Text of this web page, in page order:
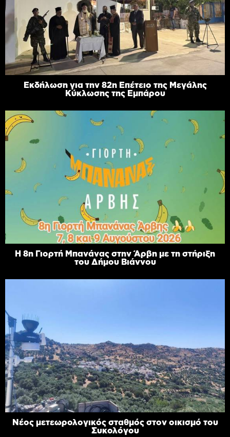
Εκδήλωση για την 82η Επέτειο της Μεγάλης
Κύκλωσης της Εμπάρου
Η 8η Γιορτή Μπανάνας στην Άρβη με τη στήριξη
του Δήμου Βιάννου
Νέος μετεωρολογικός σταθμός στον οικισμό του
Συκολόγου